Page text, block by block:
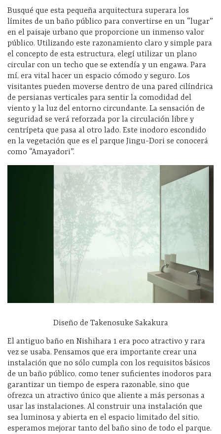
Busqué que esta pequeña arquitectura superara los
límites de un baño público para convertirse en un “lugar”
en el paisaje urbano que proporcione un inmenso valor
público. Utilizando este razonamiento claro y simple para
el concepto de esta estructura, elegí utilizar un plano
circular con un techo que se extendía y un engawa. Para
mí, era vital hacer un espacio cómodo y seguro. Los
visitantes pueden moverse dentro de una pared cilíndrica
de persianas verticales para sentir la comodidad del
viento y la luz del entorno circundante. La sensación de
seguridad se verá reforzada por la circulación libre y
centrípeta que pasa al otro lado. Este inodoro escondido
en la vegetación que es el parque Jingu-Dori se conocerá
como “Amayadori”.
Diseño de Takenosuke Sakakura
El antiguo baño en Nishihara 1 era poco atractivo y rara
vez se usaba. Pensamos que era importante crear una
instalación que no sólo cumpla con los requisitos básicos
de un baño público, como tener suficientes inodoros para
garantizar un tiempo de espera razonable, sino que
ofrezca un atractivo único que aliente a más personas a
usar las instalaciones. Al construir una instalación que
sea luminosa y abierta en el espacio limitado del sitio,
esperamos mejorar tanto del baño sino de todo el parque.